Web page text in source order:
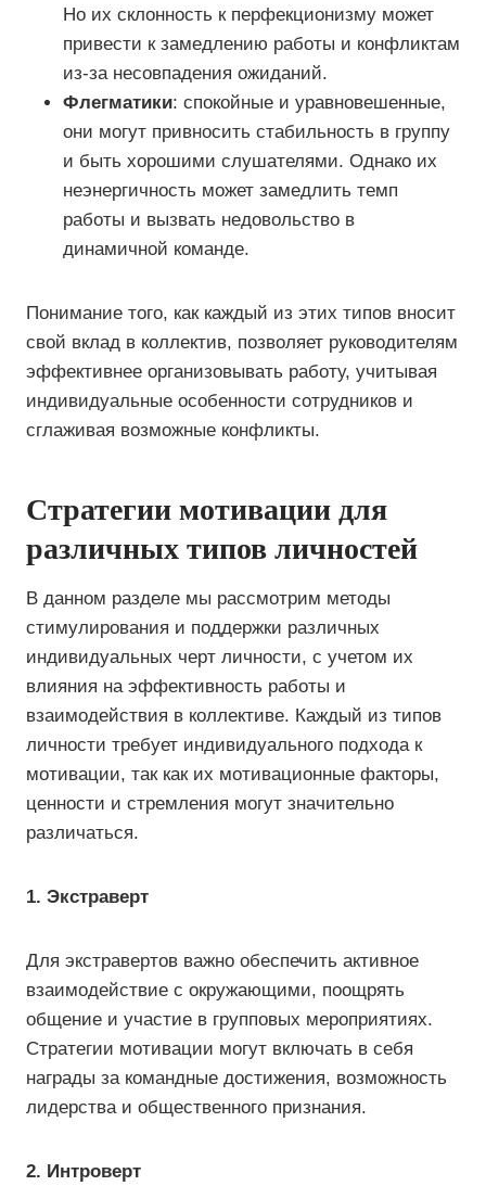
Но их склонность к перфекционизму может
привести к замедлению работы и конфликтам
из-за несовпадения ожиданий.
Флегматики: спокойные и уравновешенные,
они могут привносить стабильность в группу
и быть хорошими слушателями. Однако их
неэнергичность может замедлить темп
работы и вызвать недовольство в
динамичной команде.
Понимание того, как каждый из этих типов вносит
свой вклад в коллектив, позволяет руководителям
эффективнее организовывать работу, учитывая
индивидуальные особенности сотрудников и
сглаживая возможные конфликты.
Стратегии мотивации для
различных типов личностей
В данном разделе мы рассмотрим методы
стимулирования и поддержки различных
индивидуальных черт личности, с учетом их
влияния на эффективность работы и
взаимодействия в коллективе. Каждый из типов
личности требует индивидуального подхода к
мотивации, так как их мотивационные факторы,
ценности и стремления могут значительно
различаться.
1. Экстраверт
Для экстравертов важно обеспечить активное
взаимодействие с окружающими, поощрять
общение и участие в групповых мероприятиях.
Стратегии мотивации могут включать в себя
награды за командные достижения, возможность
лидерства и общественного признания.
2. Интроверт